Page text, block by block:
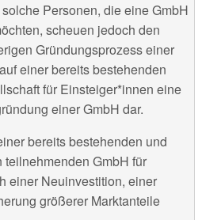
Personen, die eine GmbH
scheuen jedoch den
Gründungsprozess einer
einer bereits bestehenden
für Einsteiger*innen eine
einer GmbH dar.
bereits bestehenden und
GmbH für
einer Neuinvestition, einer
größerer Marktanteile